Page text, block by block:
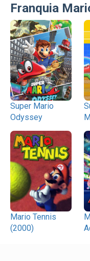
Franquia
Super Mario
Odyssey
Mario Tennis
(2000)